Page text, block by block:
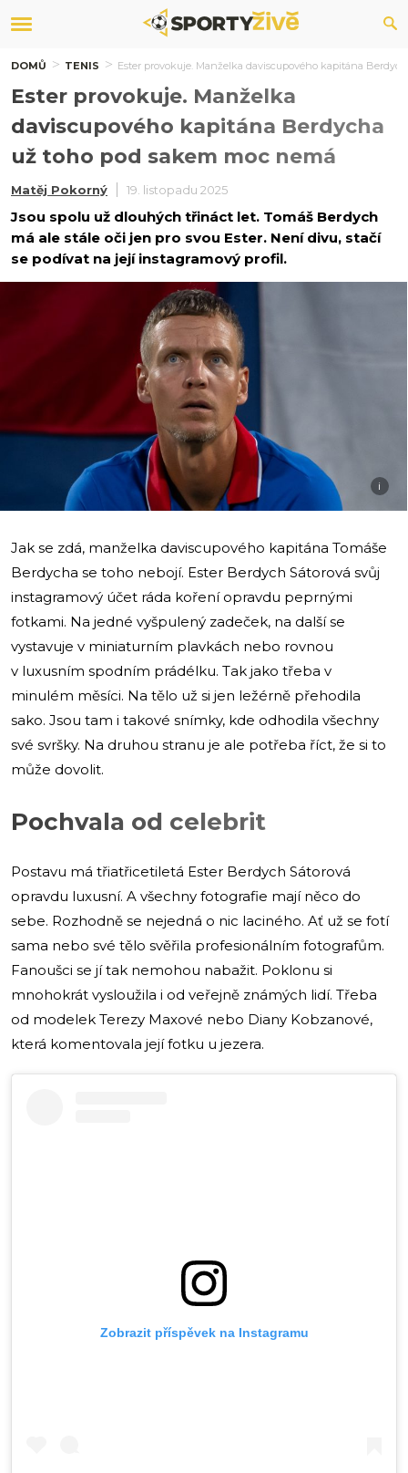
DOMŮ TENIS Ester provokuje. Manželka daviscupového kapitána
Ester provokuje. Manželka
daviscupového kapitána Berdycha
už toho pod sakem moc nemá
Matěj Pokorný 19. listopadu 2025
Jsou spolu už dlouhých třináct let. Tomáš Berdych
má ale stále oči jen pro svou Ester. Není divu, stačí
se podívat na její instagramový profil.
i
Jak se zdá, manželka daviscupového kapitána Tomáše
Berdycha se toho nebojí. Ester Berdych Sátorová svůj
instagramový účet ráda koření opravdu peprnými
fotkami. Na jedné vyšpulený zadeček, na další se
vystavuje v miniaturním plavkách nebo rovnou
v luxusním spodním prádélku. Tak jako třeba v
minulém měsíci. Na tělo už si jen ležérně přehodila
sako. Jsou tam i takové snímky, kde odhodila všechny
své svršky. Na druhou stranu je ale potřeba říct, že si to
může dovolit.
Pochvala od celebrit
Postavu má třiatřicetiletá Ester Berdych Sátorová
opravdu luxusní. A všechny fotografie mají něco do
sebe. Rozhodně se nejedná o nic laciného. Ať už se fotí
sama nebo své tělo svěřila profesionálním fotografům.
Fanoušci se jí tak nemohou nabažit. Poklonu si
mnohokrát vysloužila i od veřejně známých lidí. Třeba
od modelek Terezy Maxové nebo Diany Kobzanové,
která komentovala její fotku u jezera.
Zobrazit příspěvek na Instagramu